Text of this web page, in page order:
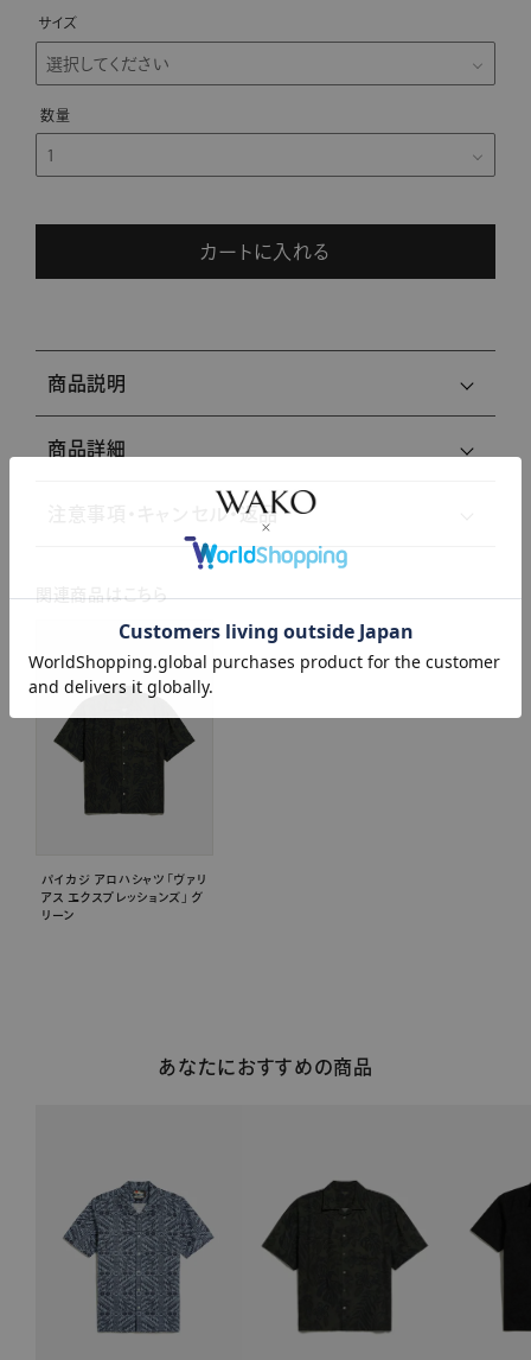
サイズ
カートに入れる
商品説明
商品詳細
注意事項・キャンセル・返品
関連商品はこちら
パイカジ アロハシャツ 「ヴァリ
アス エクスプレッションズ」 グ
リーン
あなたにおすすめの商品